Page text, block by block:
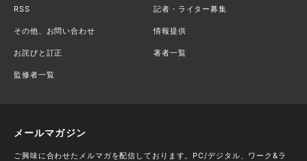
RSS 記者・ライター募集
その他、お問い合わせ 情報提供
お詫びと訂正 著者一覧
監修者一覧
メールマガジン
ご興味に合わせたメルマガを配信しております。PC/デジタル、ワーク&ラ